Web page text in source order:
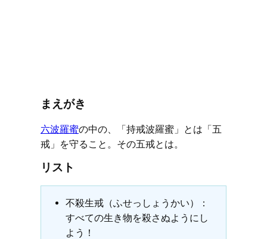
まえがき
六波羅蜜の中の、「持戒波羅蜜」とは「五
戒」を守ること。その五戒とは。
リスト
不殺生戒（ふせっしょうかい）：
すべての生き物を殺さぬようにし
よう！